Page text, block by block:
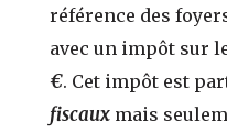
référence des
avec un impôt sur
€. Cet impôt est
fiscaux mais